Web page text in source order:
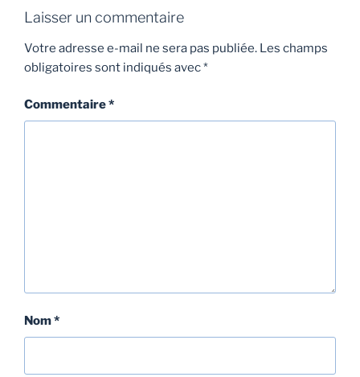
Laisser un commentaire
Votre adresse e-mail ne sera pas publiée. Les champs
obligatoires sont indiqués avec*
Commentaire*
Nom*